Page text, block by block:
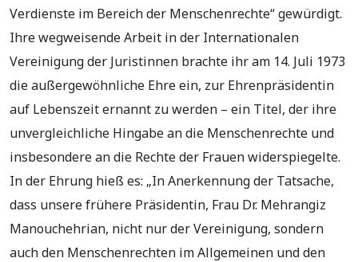
Verdienste im Bereich der Menschenrechte“ gewürdigt.
Ihre wegweisende Arbeit in der Internationalen
Vereinigung der Juristinnen brachte ihr am 14. Juli 1973
die außergewöhnliche Ehre ein, zur Ehrenpräsidentin
auf Lebenszeit ernannt zu werden – ein Titel, der ihre
unvergleichliche Hingabe an die Menschenrechte und
insbesondere an die Rechte der Frauen widerspiegelte.
In der Ehrung hieß es: „In Anerkennung der Tatsache,
dass unsere frühere Präsidentin, Frau Dr. Mehrangiz
Manouchehrian, nicht nur der Vereinigung, sondern
auch den Menschenrechten im Allgemeinen und den